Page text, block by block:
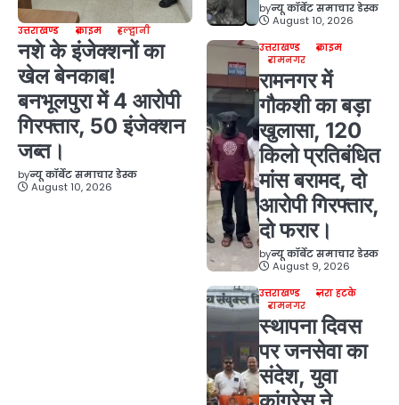
उत्तराखण्ड क्राइम हल्द्वानी
नशे के इंजेक्शनों का
खेल बेनकाब!
बनभूलपुरा में 4 आरोपी
गिरफ्तार, 50 इंजेक्शन
जब्त।
byन्यू कॉर्बेट समाचार डेस्क
August 10, 2026
byन्यू कॉर्बेट समाचार डेस्क
August 10, 2026
उत्तराखण्ड
क्राइम
रामनगर
रामनगर में
गौकशी का बड़ा
खुलासा, 120
किलो प्रतिबंधित
मांस बरामद, दो
आरोपी गिरफ्तार,
दो फरार।
byन्यू कॉर्बेट समाचार डेस्क
August 9, 2026
उत्तराखण्ड
ज़रा हटके
रामनगर
स्थापना दिवस
पर जनसेवा का
संदेश, युवा